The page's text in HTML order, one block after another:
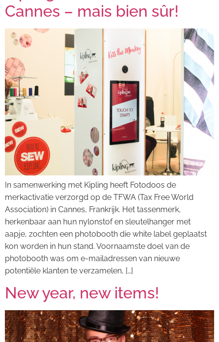
Cannes – mais bien sûr!
In samenwerking met Kipling heeft Fotodoos de
merkactivatie verzorgd op de TFWA (Tax Free World
Association) in Cannes, Frankrijk. Het tassenmerk,
herkenbaar aan hun nylonstof en sleutelhanger met
aapje, zochten een photobooth die white label geplaatst
kon worden in hun stand. Voornaamste doel van de
photobooth was om e-mailadressen van nieuwe
potentiële klanten te verzamelen, […]
New year, new items!